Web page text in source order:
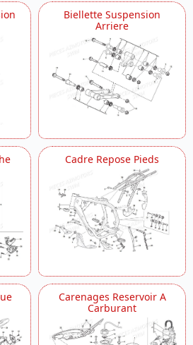
De Vitesses
Clignotants
Papillon
Carter Droit
Carter Gauche
Piston
Batterie
Demarreur
Stator Regulateur
Transmission Primaire
A Air
Suspension Avant
Arriere Hydraulique
Avant Hydraulique
Et Commandes
D Assistance Manuel
Huile
Arriere
Avant
Biellette Suspension
Arriere
Cadre Repose Pieds
Carenages Reservoir A
Carburant